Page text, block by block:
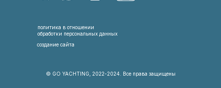
политика в отношении
обработки персональных данных
создание сайта
© GO YACHTING, 2022-2024. Все права защищены